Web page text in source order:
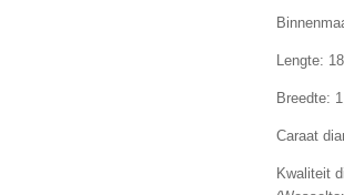
Lengte:
Breedte:
Caraat
Kwaliteit